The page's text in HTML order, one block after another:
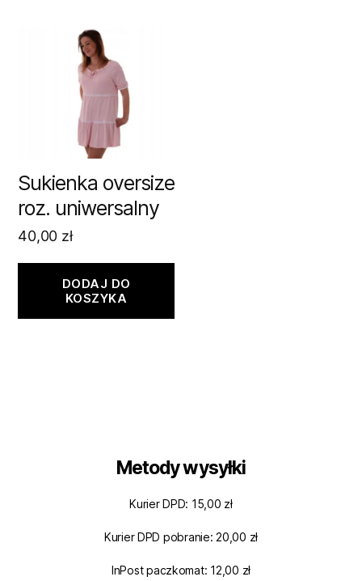
Sukienka oversize
roz. uniwersalny
40,00 zł
DODAJ DO
KOSZYKA
Metody wysyłki
Kurier DPD: 15,00 zł
Kurier DPD pobranie: 20,00 zł
InPost paczkomat: 12,00 zł